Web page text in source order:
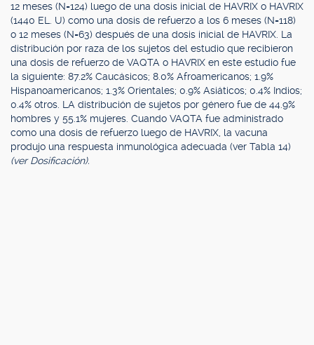
12 meses (N=124) luego de una dosis inicial de HAVRIX o HAVRIX
(1440 EL. U) como una dosis de refuerzo a los 6 meses (N=118)
o 12 meses (N=63) después de una dosis inicial de HAVRIX. La
distribución por raza de los sujetos del estudio que recibieron
una dosis de refuerzo de VAQTA o HAVRIX en este estudio fue
la siguiente: 87.2% Caucásicos; 8.0% Afroamericanos; 1.9%
Hispanoamericanos; 1.3% Orientales; 0.9% Asiáticos; 0.4% Indios;
0.4% otros. LA distribución de sujetos por género fue de 44.9%
hombres y 55.1% mujeres. Cuando VAQTA fue administrado
como una dosis de refuerzo luego de HAVRIX, la vacuna
produjo una respuesta inmunológica adecuada (ver Tabla 14)
(ver Dosificación).